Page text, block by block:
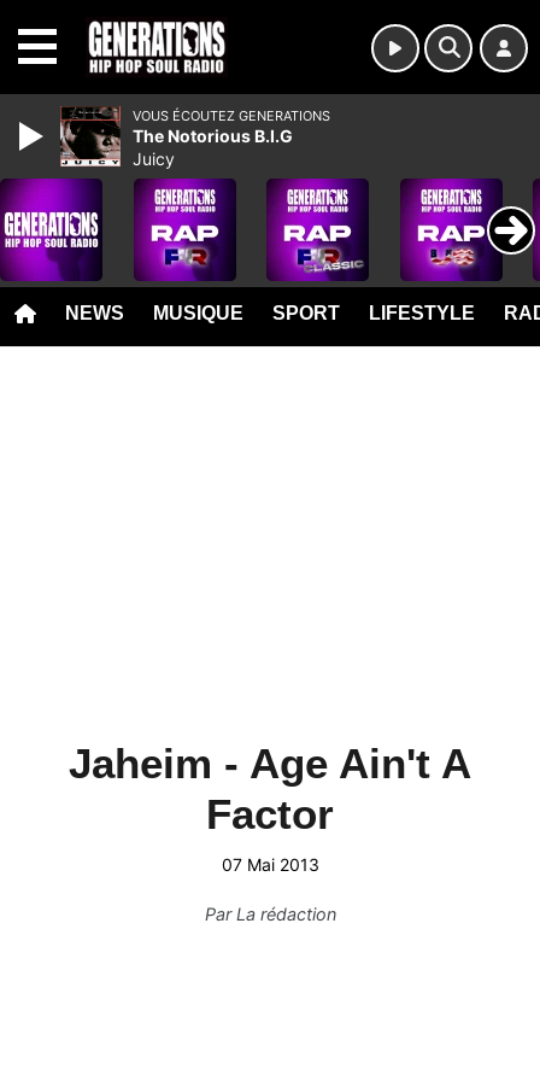
NEWS MUSIQUE SPORT LIFESTYLE
Jaheim - Age Ain't A
Factor
07 Mai 2013
ParLa rédaction
VOUS ÉCOUTEZ GENERATIONS
The Notorious B.I.G
Juicy